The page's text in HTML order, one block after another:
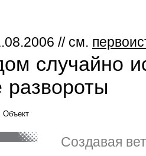
// см.
случайно
Объект
Создавая